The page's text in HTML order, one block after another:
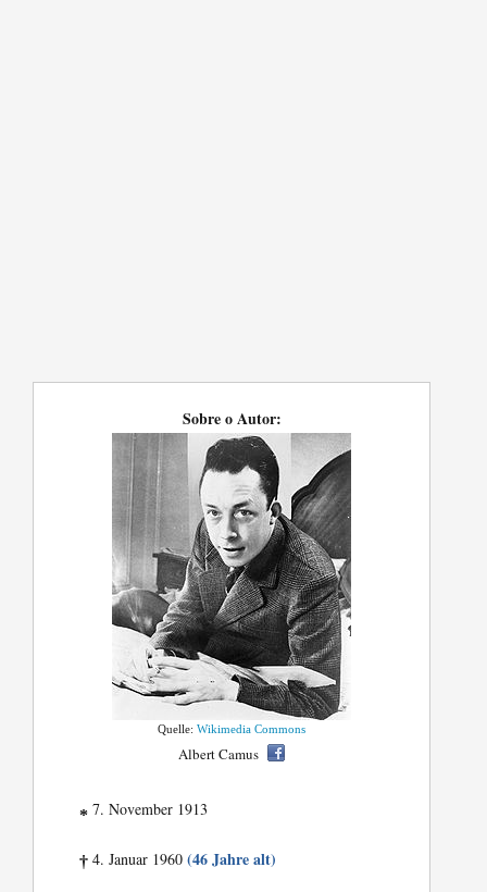
Sobre o Autor:
Quelle:Wikimedia Commons
Albert Camus
* 7. November 1913
† 4. Januar 1960(46 Jahre alt)